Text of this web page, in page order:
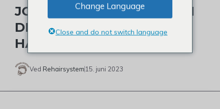
JOKES OG MYSTERIUM OM
DERRICK WHITES
HÅRGRÆNSE
Ved Rehairsystem 15. juni 2023
Change Language
Close and do not switch language